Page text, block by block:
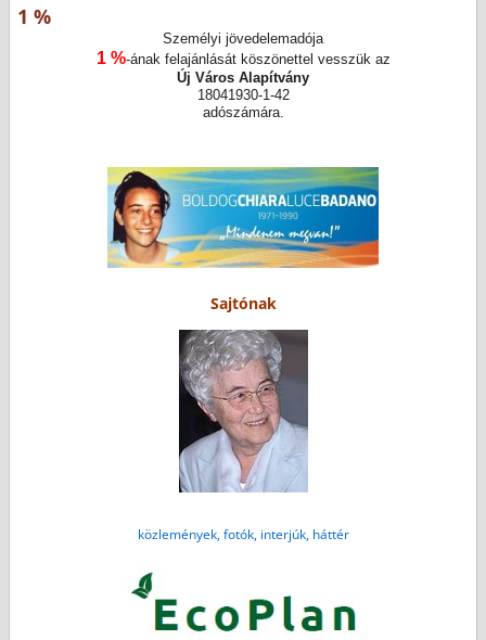
1 %
Személyi jövedelemadója
1 %-ának felajánlását köszönettel vesszük az
Új Város Alapítvány
18041930-1-42
adószámára.
Sajtónak
közlemények, fotók, interjúk, háttér